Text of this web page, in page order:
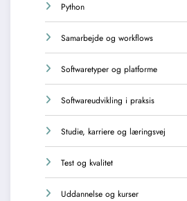
Python
Samarbejde og workflows
Softwaretyper og platforme
Softwareudvikling i praksis
Studie, karriere og læringsvej
Test og kvalitet
Uddannelse og kurser